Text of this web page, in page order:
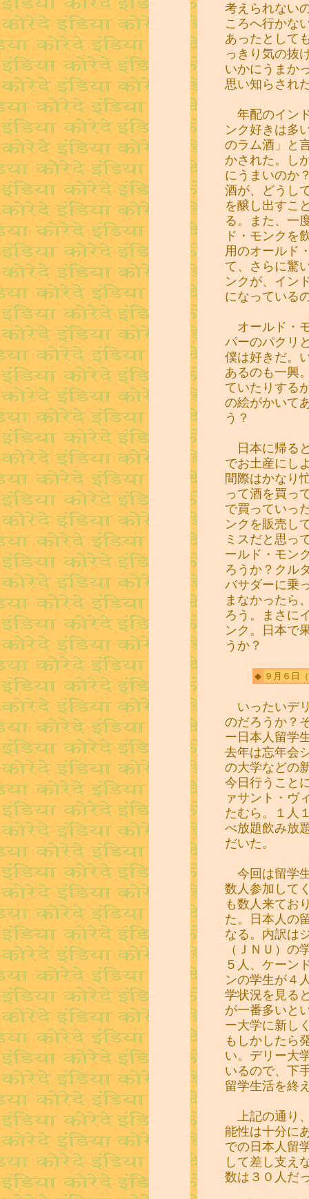
考えられない
ころへ行かな
あったとして
っきり気の抜
いかにうまか
思い知らされ
年配のイン
ンク好きは多
のラム酒」と
かされた。し
にうまいのか
酒が、どうし
を醸し出すこ
る。また、一
ド・モンクを
用のオールド
て、さらに驚
ンクが、イン
になっている
オールド・
パーのパクリ
僕は好きだ。
あるのも一興
ていたりする
の絵がかいて
う？
日本に帰る
でお土産にし
間際はかなり
って酒を買っ
で買っていっ
ンクを販売し
ミスだと思っ
ールド・モン
ろうか？クル
バサダーに乗
まなかったら
ろう。まさに
ンク。日本で
うか？
◆ ９月６日
いったいデ
のだろうか？
ー日本人留学
去年は忘年会
の大学などの
今日行うこと
ァサント・ヴ
たむら。１人
べ放題飲み放
だいた。
今回は留学
数人参加して
も数人来てお
た。日本人の
なる。内訳は
（ＪＮＵ）の
５人、ケーン
ンの学生が４
学状況を見る
が一番多いと
ー大学に新し
もしかしたら
い。デリー大
いるので、下
留学生活を終
上記の通り
能性は十分に
での日本人留
して差し支え
数は３０人だ